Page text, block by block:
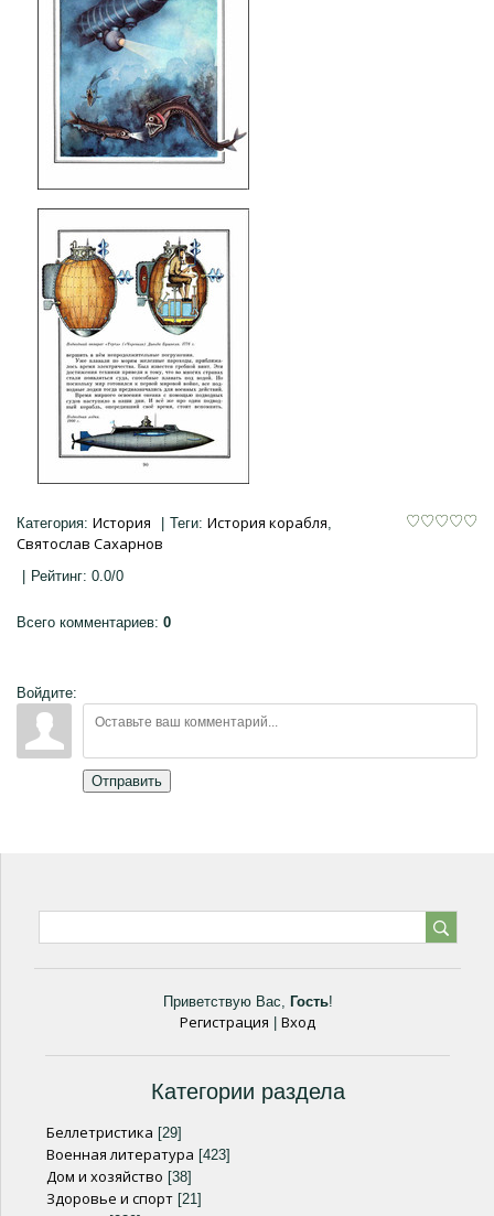
Категория: История Теги: История корабля,
Святослав Сахарнов
Рейтинг: 0.0/0
Всего комментариев: 0
Войдите:
Отправить
Приветствую Вас, Гость!
Регистрация Вход
Категории раздела
Беллетристика [29]
Военная литература [423]
Дом и хозяйство [38]
Здоровье и спорт [21]